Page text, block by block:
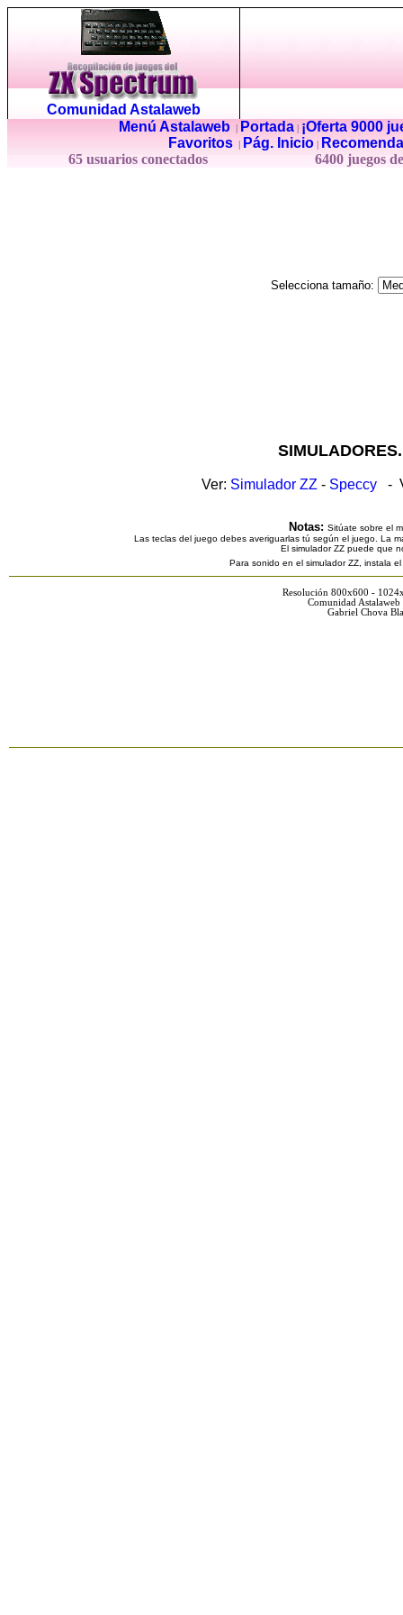
Comunidad Astalaweb
Menú Astalaweb| Portada|
¡Oferta 9000
Favoritos
Pág. Inicio
65 usuarios conectados
6400 juegos
Selecciona tamaño:
Ver: Simulador ZZ - Speccy -
Notas: Sitúate sobre el
Las teclas del juego debes averiguarlas tú según el juego. La
El simulador ZZ puede que
Para sonido en el simulador ZZ, instala
Resolución 800x600 -
Comunidad
Gabriel Chova